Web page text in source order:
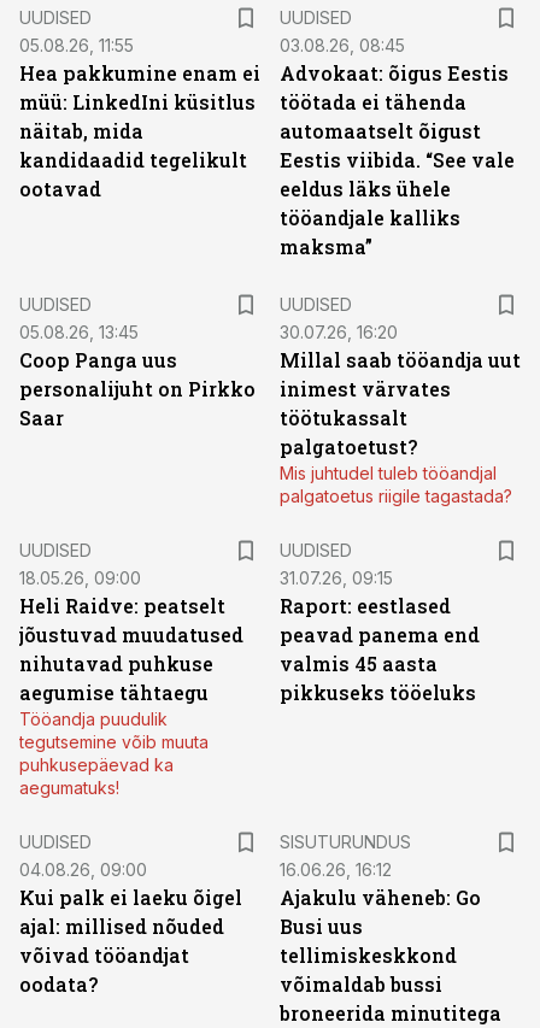
UUDISED
05.08.26, 11:55
Hea pakkumine enam ei
müü: LinkedIni küsitlus
näitab, mida
kandidaadid tegelikult
ootavad
UUDISED
03.08.26, 08:45
Advokaat: õigus Eestis
töötada ei tähenda
automaatselt õigust
Eestis viibida. “See vale
eeldus läks ühele
tööandjale kalliks
maksma”
UUDISED
05.08.26, 13:45
Coop Panga uus
personalijuht on Pirkko
Saar
UUDISED
30.07.26, 16:20
Millal saab tööandja uut
inimest värvates
töötukassalt
palgatoetust?
Mis juhtudel tuleb tööandjal
palgatoetus riigile tagastada?
UUDISED
18.05.26, 09:00
Heli Raidve: peatselt
jõustuvad muudatused
nihutavad puhkuse
aegumise tähtaegu
Tööandja puudulik
tegutsemine võib muuta
puhkusepäevad ka
aegumatuks!
UUDISED
31.07.26, 09:15
Raport: eestlased
peavad panema end
valmis 45 aasta
pikkuseks tööeluks
UUDISED
04.08.26, 09:00
Kui palk ei laeku õigel
ajal: millised nõuded
võivad tööandjat
oodata?
SISUTURUNDUS
16.06.26, 16:12
Ajakulu väheneb: Go
Busi uus
tellimiskeskkond
võimaldab bussi
broneerida minutitega